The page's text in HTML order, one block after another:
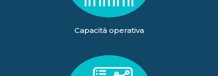
Capacità operativa